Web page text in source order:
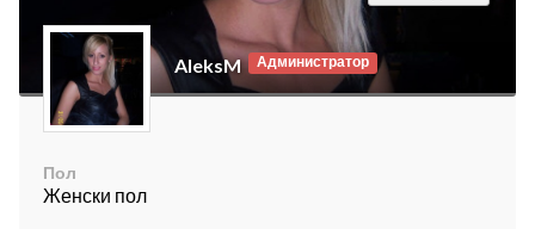
AleksM Администратор
Пол
Женски пол